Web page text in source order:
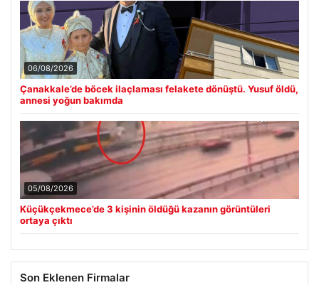
06/08/2026
Çanakkale’de böcek ilaçlaması felakete dönüştü. Yusuf öldü,
annesi yoğun bakımda
05/08/2026
Küçükçekmece’de 3 kişinin öldüğü kazanın görüntüleri
ortaya çıktı
Son Eklenen Firmalar